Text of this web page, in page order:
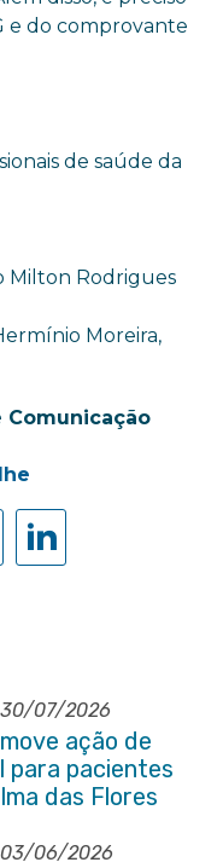
e do comprovante
de saúde da
Milton Rodrigues
Moreira,
Comunicação
07/2026
ação de
para pacientes
das Flores
03/06/2026